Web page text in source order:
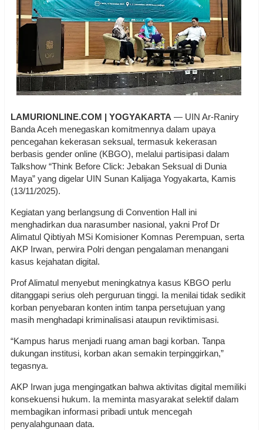
LAMURIONLINE.COM | YOGYAKARTA — UIN Ar-Raniry
Banda Aceh menegaskan komitmennya dalam upaya
pencegahan kekerasan seksual, termasuk kekerasan
berbasis gender online (KBGO), melalui partisipasi dalam
Talkshow “Think Before Click: Jebakan Seksual di Dunia
Maya” yang digelar UIN Sunan Kalijaga Yogyakarta, Kamis
(13/11/2025).
Kegiatan yang berlangsung di Convention Hall ini
menghadirkan dua narasumber nasional, yakni Prof Dr
Alimatul Qibtiyah MSi Komisioner Komnas Perempuan, serta
AKP Irwan, perwira Polri dengan pengalaman menangani
kasus kejahatan digital.
Prof Alimatul menyebut meningkatnya kasus KBGO perlu
ditanggapi serius oleh perguruan tinggi. Ia menilai tidak sedikit
korban penyebaran konten intim tanpa persetujuan yang
masih menghadapi kriminalisasi ataupun reviktimisasi.
“Kampus harus menjadi ruang aman bagi korban. Tanpa
dukungan institusi, korban akan semakin terpinggirkan,”
tegasnya.
AKP Irwan juga mengingatkan bahwa aktivitas digital memiliki
konsekuensi hukum. Ia meminta masyarakat selektif dalam
membagikan informasi pribadi untuk mencegah
penyalahgunaan data.